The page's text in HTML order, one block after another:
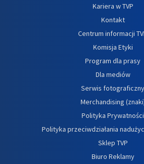
Kariera w TVP
Kontakt
Centrum informacji
Komisja Etyki
Program dla prasy
Dla mediów
Serwis fotograficzny
Merchandising
Polityka Prywatności
Polityka przeciwdziałania
Sklep TVP
Biuro Reklamy